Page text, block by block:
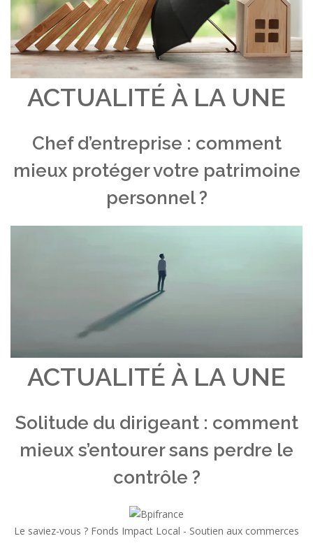
ACTUALITÉ À LA UNE
Chef d’entreprise : comment
mieux protéger votre patrimoine
personnel ?
ACTUALITÉ À LA UNE
Solitude du dirigeant : comment
mieux s’entourer sans perdre le
contrôle ?
Le saviez-vous ? Fonds Impact Local - Soutien aux commerces